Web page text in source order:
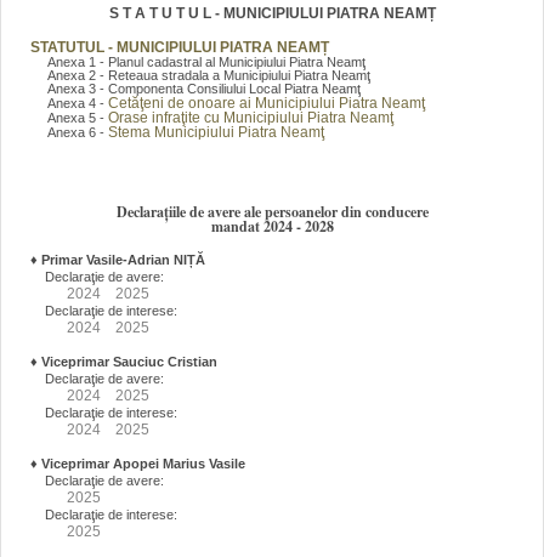
S T A T U T U L - MUNICIPIULUI PIATRA NEAMȚ
STATUTUL - MUNICIPIULUI PIATRA NEAMȚ
Anexa 1 - Planul cadastral al Municipiului Piatra Neamţ
Anexa 2 - Reteaua stradala a Municipiului Piatra Neamţ
Anexa 3 - Componenta Consiliului Local Piatra Neamţ
Anexa 4 - Cetăţeni de onoare ai Municipiului Piatra Neamţ
Anexa 5 - Orase infraţite cu Municipiului Piatra Neamţ
Anexa 6 - Stema Municipiului Piatra Neamţ
Declarațiile de avere ale persoanelor din conducere
mandat 2024 - 2028
♦ Primar Vasile-Adrian NIȚĂ
Declaraţie de avere:
2024 2025
Declaraţie de interese:
2024 2025
♦ Viceprimar Sauciuc Cristian
Declaraţie de avere:
2024 2025
Declaraţie de interese:
2024 2025
♦ Viceprimar Apopei Marius Vasile
Declaraţie de avere:
2025
Declaraţie de interese:
2025